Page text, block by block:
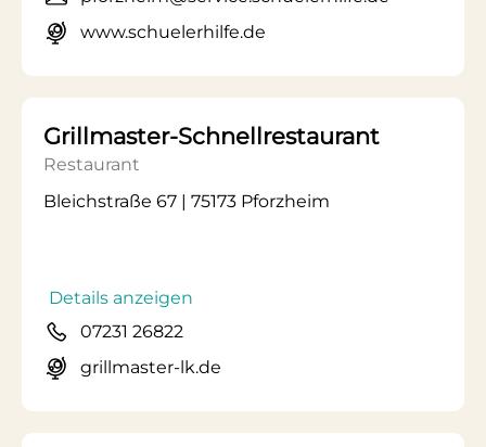
www.schuelerhilfe.de
Grillmaster-Schnellrestaurant
Restaurant
Bleichstraße 67 | 75173 Pforzheim
Details anzeigen
07231 26822
grillmaster-lk.de